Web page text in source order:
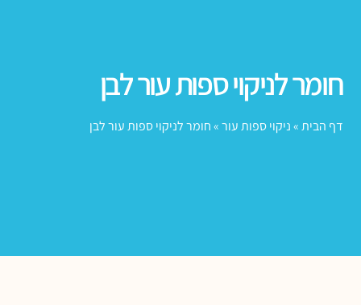
חומר לניקוי ספות עור לבן
דף הבית»ניקוי ספות עור»חומר לניקוי ספות עור לבן